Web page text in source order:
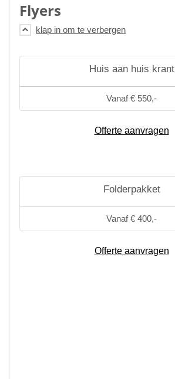
Flyers
Huis aan huis krant
Vanaf € 550,-
Offerte aanvragen
Folderpakket
Vanaf € 400,-
Offerte aanvragen